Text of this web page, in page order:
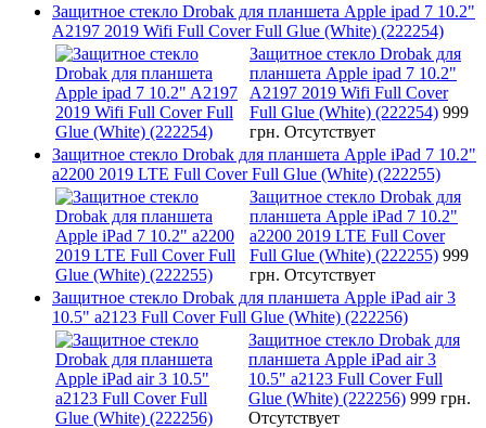
Защитное стекло Drobak для планшета Apple ipad 7 10.2"
A2197 2019 Wifi Full Cover Full Glue (White) (222254)
Защитное стекло Drobak для
планшета Apple ipad 7 10.2"
A2197 2019 Wifi Full Cover
Full Glue (White) (222254) 999
грн. Отсутствует
Защитное стекло Drobak для планшета Apple iPad 7 10.2"
a2200 2019 LTE Full Cover Full Glue (White) (222255)
Защитное стекло Drobak для
планшета Apple iPad 7 10.2"
a2200 2019 LTE Full Cover
Full Glue (White) (222255) 999
грн. Отсутствует
Защитное стекло Drobak для планшета Apple iPad air 3
10.5" a2123 Full Cover Full Glue (White) (222256)
Защитное стекло Drobak для
планшета Apple iPad air 3
10.5" a2123 Full Cover Full
Glue (White) (222256) 999 грн.
Отсутствует